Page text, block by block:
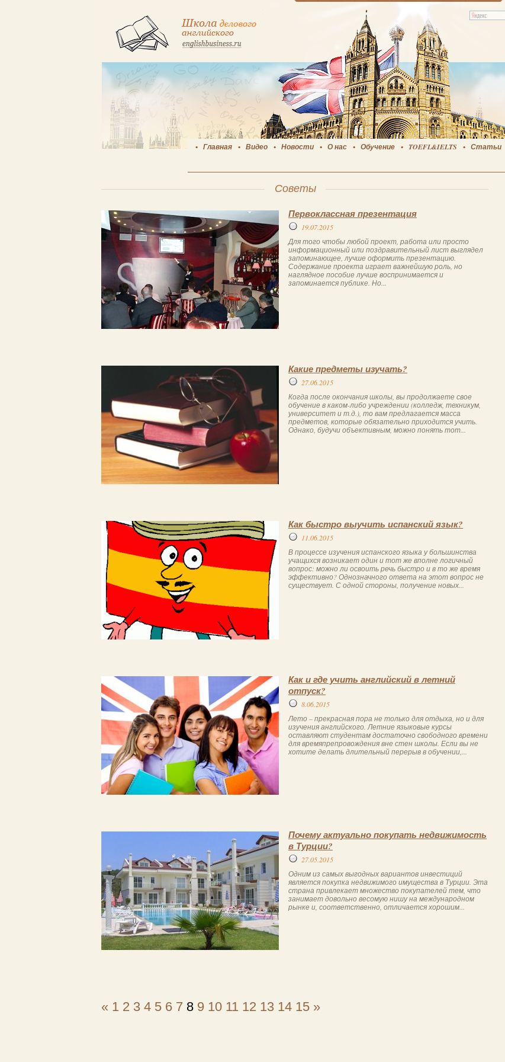
Главная Видео Новости О нас Обучение TOEFL&IELTS Статьи
Советы
Первоклассная презентация
19.07.2015
Для того чтобы любой проект, работа или просто
информационный или поздравительный лист выглядел
запоминающее, лучше оформить презентацию.
Содержание проекта играет важнейшую роль, но
наглядное пособие лучше воспринимается и
запоминается публике. Но...
Какие предметы изучать?
27.06.2015
Когда после окончания школы, вы продолжаете свое
обучение в каком-либо учреждении (колледж, техникум,
университет и т.д.), то вам предлагается масса
предметов, которые обязательно приходится учить.
Однако, будучи объективным, можно понять тот...
Как быстро выучить испанский язык?
11.06.2015
В процессе изучения испанского языка у большинства
учащихся возникает один и тот же вполне логичный
вопрос: можно ли освоить речь быстро и в то же время
эффективно? Однозначного ответа на этот вопрос не
существует. С одной стороны, получение новых...
Как и где учить английский в летний
отпуск?
8.06.2015
Лето – прекрасная пора не только для отдыха, но и для
изучения английского. Летние языковые курсы
оставляют студентам достаточно свободного времени
для времяпрепровождения вне стен школы. Если вы не
хотите делать длительный перерыв в обучении,...
Почему актуально покупать недвижимость
в Турции?
27.05.2015
Одним из самых выгодных вариантов инвестиций
является покупка недвижимого имущества в Турции. Эта
страна привлекает множество покупателей тем, что
занимает довольно весомую нишу на международном
рынке и, соответственно, отличается хорошим...
« 1 2 3 4 5 6 7 8 9 10 11 12 13 14 15 »